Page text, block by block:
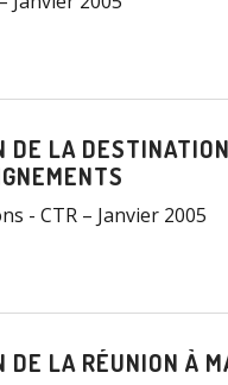
DE LA
- CTR – Janvier 2005
LA RÉUNION À